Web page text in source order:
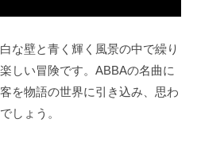
な壁と青く輝く風景の中で繰り
しい冒険です。ABBAの名曲に
を物語の世界に引き込み、思わ
しょう。